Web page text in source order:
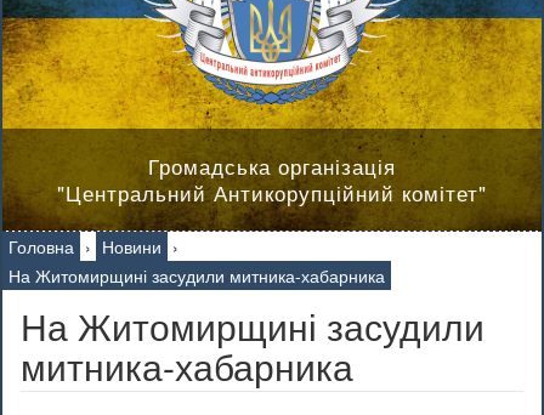
Громадська організація
"Центральний Антикорупційний комітет"
Головна › Новини ›
На Житомирщині засудили митника-хабарника
На Житомирщині засудили
митника-хабарника